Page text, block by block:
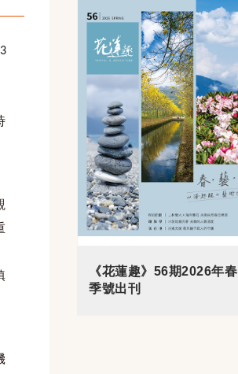
3
《花蓮趣》56期2026年春
季號出刊